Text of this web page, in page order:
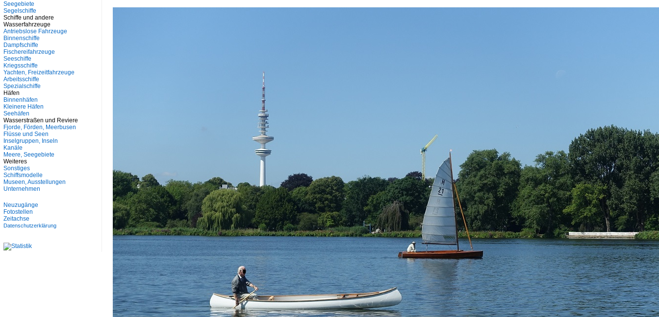
Seegebiete
Segelschiffe
Schiffe und andere
Wasserfahrzeuge
Antriebslose Fahrzeuge
Binnenschiffe
Dampfschiffe
Fischereifahrzeuge
Seeschiffe
Kriegsschiffe
Yachten, Freizeitfahrzeuge
Arbeitsschiffe
Spezialschiffe
Häfen
Binnenhäfen
Kleinere Häfen
Seehäfen
Wasserstraßen und Reviere
Fjorde, Förden, Meerbusen
Flüsse und Seen
Inselgruppen, Inseln
Kanäle
Meere, Seegebiete
Weiteres
Sonstiges
Schiffsmodelle
Museen, Ausstellungen
Unternehmen
Neuzugänge
Fotostellen
Zeitachse
Datenschutzerklärung